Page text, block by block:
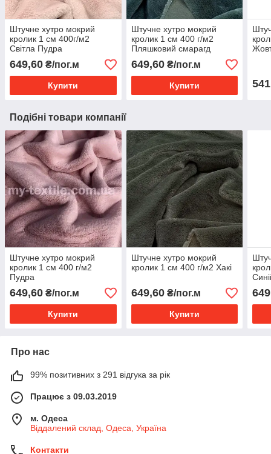
Штучне хутро мокрий
кролик 1 см 400г/м2
Світла Пудра
649,60 ₴/пог.м
Купити
Штучне хутро мокрий
кролик 1 см 400 г/м2
Пляшковий смарагд
649,60₴/пог.м
Купити
Подібні товари компанії
Штучне хутро мокрий
кролик 1 см 400 г/м2
Пудра
649,60 ₴/пог.м
Купити
Штучне хутро мокрий
кролик 1 см 400 г/м2 Хакі
649,60₴/пог.м
Купити
Про нас
99% позитивних з 291 відгука за рік
Працює з 09.03.2019
м. Одеса
Віддалений склад, Одеса, Україна
Контакти